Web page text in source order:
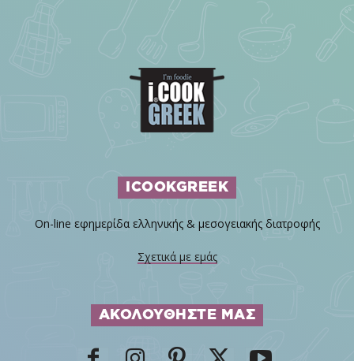
ICOOKGREEK
On-line εφημερίδα ελληνικής & μεσογειακής διατροφής
Σχετικά με εμάς
ΑΚΟΛΟΥΘΗΣΤΕ ΜΑΣ